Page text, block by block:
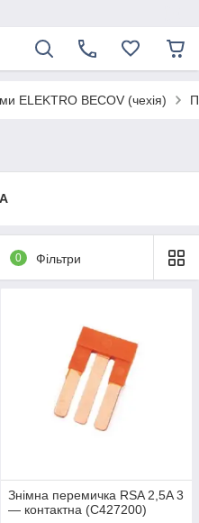
ELEKTRO BECOV (чехія)
0 Фільтри
Знімна перемичка RSA 2,5A 3
— контактна (С427200)